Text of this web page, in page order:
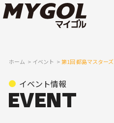
ホーム イベント 第1回 都島マスターズ
イベント情報